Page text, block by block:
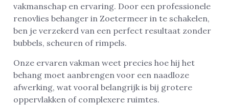
vakmanschap en ervaring. Door een professionele
renovlies behanger in Zoetermeer in te schakelen,
ben je verzekerd van een perfect resultaat zonder
bubbels, scheuren of rimpels.
Onze ervaren vakman weet precies hoe hij het
behang moet aanbrengen voor een naadloze
afwerking, wat vooral belangrijk is bij grotere
oppervlakken of complexere ruimtes.